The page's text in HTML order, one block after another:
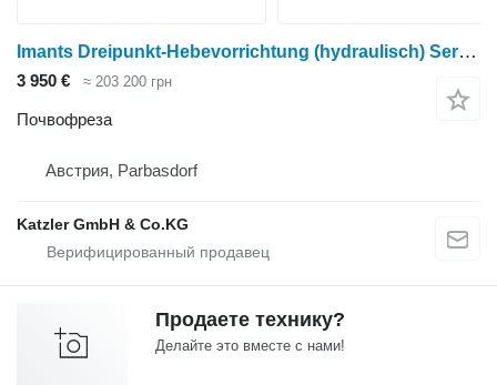
Imants Dreipunkt-Hebevorrichtung (hydraulisch) Serie 58
3 950 € ≈ 203 200 грн
Почвофреза
Австрия, Parbasdorf
Katzler GmbH & Co.KG
Продаете технику?
Делайте это вместе с нами!